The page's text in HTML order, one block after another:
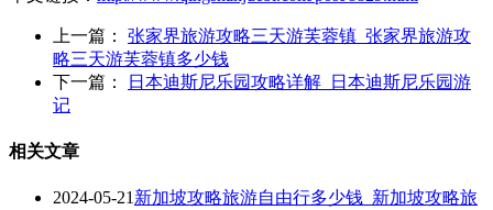
上一篇： 张家界旅游攻略三天游芙蓉镇_张家界旅游攻
略三天游芙蓉镇多少钱
下一篇：
日本迪斯尼乐园攻略详解_日本迪斯尼乐园游
记
相关文章
2024-05-21 新加坡攻略旅游自由行多少钱_新加坡攻略旅